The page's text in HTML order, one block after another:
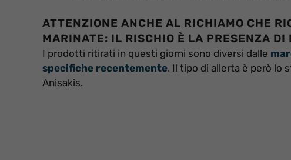
ATTENZIONE ANCHE AL RICHIAMO CHE
MARINATE: IL RISCHIO È LA PRESENZA
I prodotti ritirati in questi giorni sono diversi dalle
specifiche recentemente. Il tipo di allerta è però lo
Anisakis.